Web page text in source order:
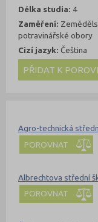
Délka studia: 4
Zaměření:
potravinářské obory
Cizí jazyk:Čeština
Agro-technická
POROVNAT
Albrechtova střední
POROVNAT